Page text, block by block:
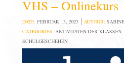
VHS – Onlinekurs
DATE: FEBRUAR 13, 2023 AUTHOR:
CATEGORIES: AKTIVITÄTEN DER KLASSEN,
SCHULGESCHEHEN